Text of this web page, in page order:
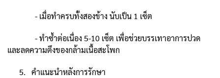
- เมื่อทำครบทั้งสองข้าง นับเป็น 1 เซ็ต
- ทำซ้ำต่อเนื่อง 5-10 เซ็ต เพื่อช่วยบรรเทาอาการปวด
และลดความตึงของกล้ามเนื้อสะโพก
5. คำแนะนำหลังการรักษา